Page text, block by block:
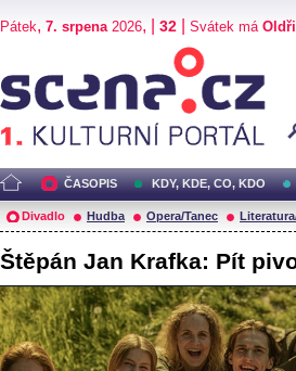
Pátek, 7. srpena2026, | 32 Svátek má
ČASOPIS KDY, KDE, CO, KDO
Divadlo Hudba Opera/Tanec
Štěpán Jan Krafka: Pít